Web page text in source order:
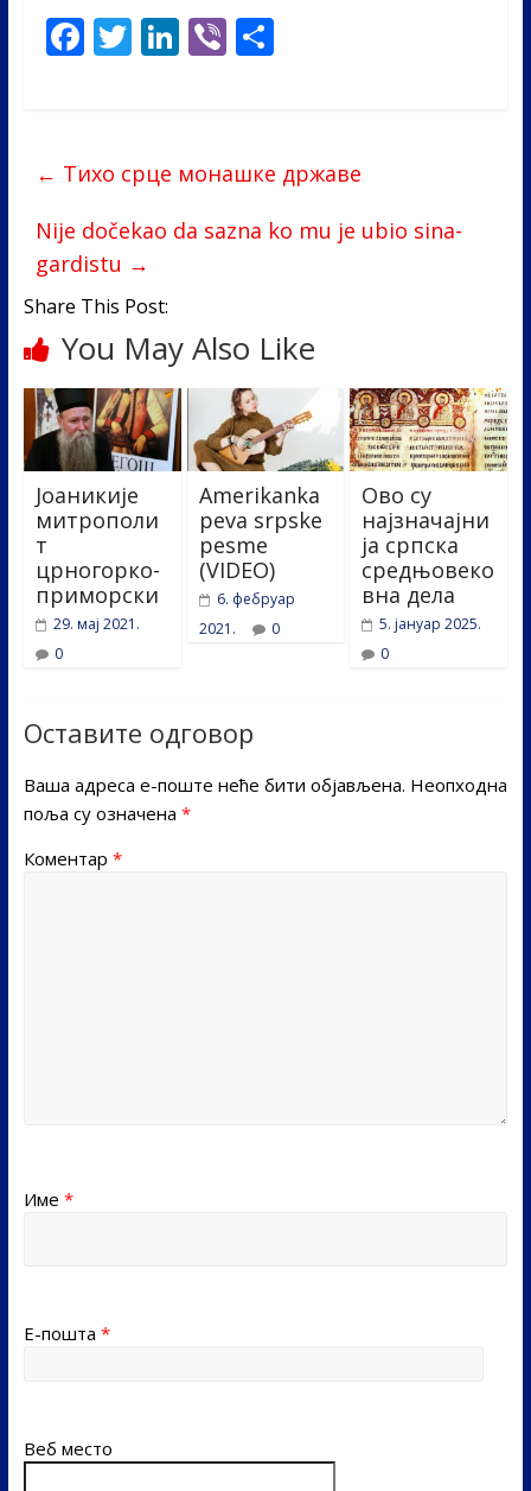
F
o
o
k
T Li
dI
n
Vi S
← Tихо срце монашке државе
Nije dočekao da sazna ko mu je ubio sina-
gardistu →
Share This Post:
You May Also Like
Јоаникије
митрополи
т
црногорко-
приморски
29. мај 2021.
0
Amerikanka
peva srpske
pesme
(VIDEO)
6. фебруар
2021.
0
Ово су
најзначајни
ја српска
средњовеко
вна дела
5. јануар 2025.
0
Оставите одговор
Ваша адреса е-поште неће бити објављена. Неопходна
поља су означена *
Коментар *
Име *
Е-пошта *
Веб место